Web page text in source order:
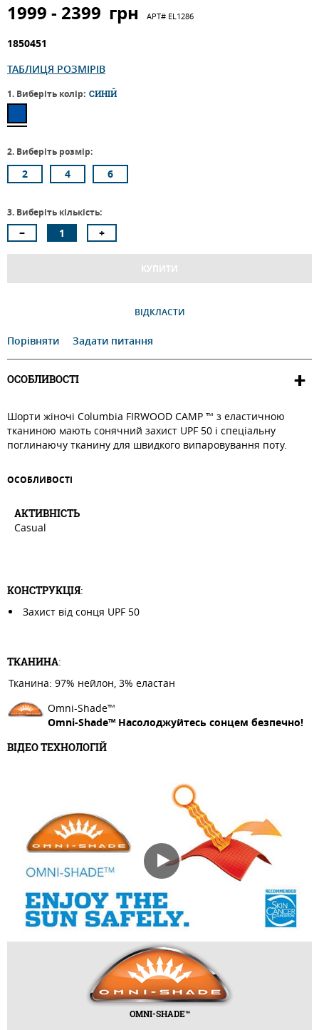
1999 - 2399 грн АРТ# EL1286
1850451
ТАБЛИЦЯ РОЗМІРІВ
1. Виберіть колір: СИНІЙ
2. Виберіть розмір:
2 4 6
3. Виберіть кількість:
КУПИТИ
ВІДКЛАСТИ
Порівняти Задати питання
ОСОБЛИВОСТІ
Шорти жіночі Columbia FIRWOOD CAMP ™ з еластичною
тканиною мають сонячний захист UPF 50 і спеціальну
поглинаючу тканину для швидкого випаровування поту.
ОСОБЛИВОСТI
АКТИВНIСТЬ
Casual
КОНСТРУКЦІЯ:
Захист від сонця UPF 50
ТКАНИНА:
Тканина: 97% нейлон, 3% еластан
Omni-Shade™
Omni-Shade™ Насолоджуйтесь сонцем безпечно!
ВІДЕО ТЕХНОЛОГІЙ
OMNI-SHADE™